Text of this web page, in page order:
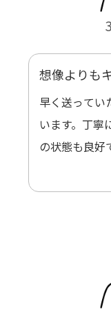
想像よりも
早く送ってい
います。丁寧
の状態も良好
いします！